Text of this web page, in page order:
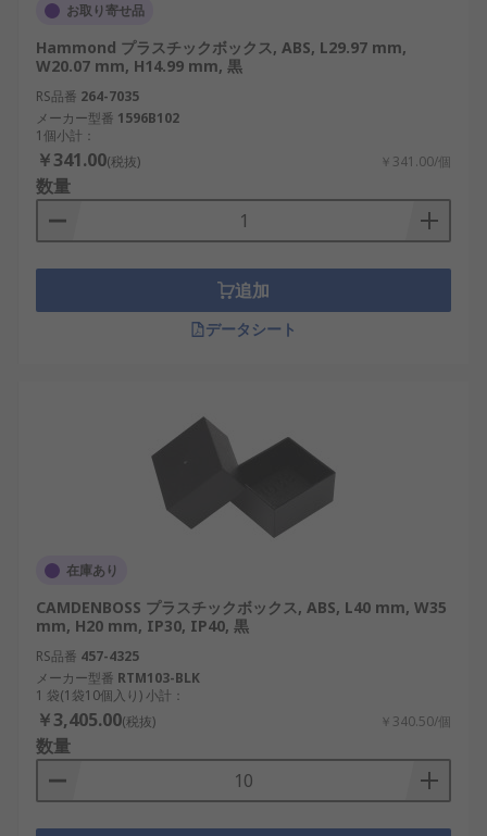
お取り寄せ品
Hammond プラスチックボックス, ABS, L29.97 mm,
W20.07 mm, H14.99 mm, 黒
RS品番 264-7035
メーカー型番 1596B102
1個小計：
￥341.00(税抜) ￥341.00/個
数量
追加
データシート
在庫あり
CAMDENBOSS プラスチックボックス, ABS, L40 mm, W35
mm, H20 mm, IP30, IP40, 黒
RS品番 457-4325
メーカー型番 RTM103-BLK
1 袋(1袋10個入り) 小計：
￥3,405.00(税抜) ￥340.50/個
数量